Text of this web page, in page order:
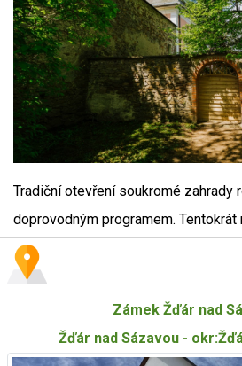
Tradiční otevření soukromé zahrady
doprovodným programem. Tentokrát
Zámek Žďár nad
Žďár nad Sázavou -